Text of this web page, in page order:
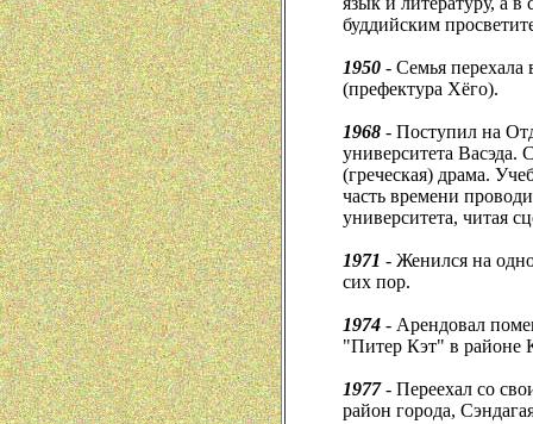
буддийским
1950 - Семья перехала
(префектура Хёго).
1968 - Поступил на
университета Васэда.
(греческая) драма.
часть времени
университета, читая
1971 - Женился на
сих пор.
1974 - Арендовал
"Питер Кэт" в районе
1977- Переехал со
район города,